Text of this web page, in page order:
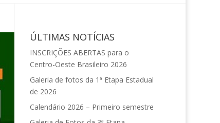
ÚLTIMAS NOTÍCIAS
INSCRIÇÕES ABERTAS para o
Centro-Oeste Brasileiro 2026
Galeria de fotos da 1ª Etapa Estadual
de 2026
Calendário 2026 – Primeiro semestre